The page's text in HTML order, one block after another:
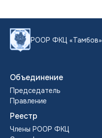
РООР ФКЦ «Тамбов»
Объединение
Председатель
Правление
Реестр
Члены POOP ФКЦ